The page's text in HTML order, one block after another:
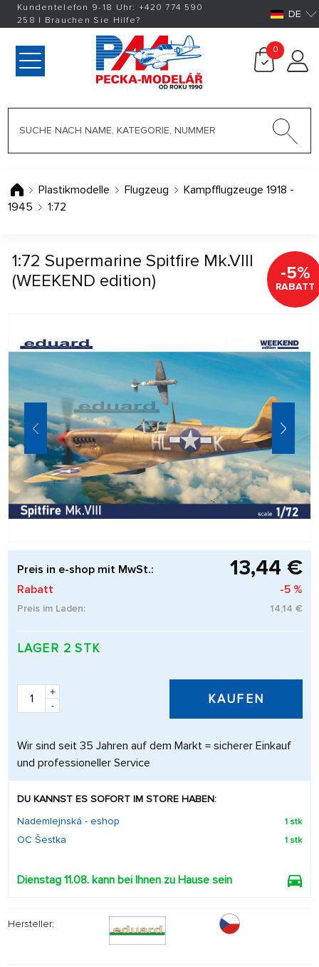
Kundentelefon 9-18 Uhr: +420774 590
258 | Brauchen Sie Hilfe? DE
0
Plastikmodelle Flugzeug
Kampfflugzeuge 1918 -
1945
1:72
1:72 Supermarine Spitfire Mk.VIII
(WEEKEND edition)
-5%
RABATT
Preis in e-shop mit MwSt.: 13,44 €
Rabatt -5 %
Preis im Laden: 14,14 €
LAGER 2 STK
+
-
KAUFEN
Wir sind seit 35 Jahren auf dem Markt = sicherer Einkauf
und professioneller Service
DU KANNST ES SOFORT IM STORE HABEN:
Nademlejnská - eshop
1 stk
OC Šestka 1 stk
Dienstag 11.08. kann bei Ihnen zu Hause sein
Hersteller: